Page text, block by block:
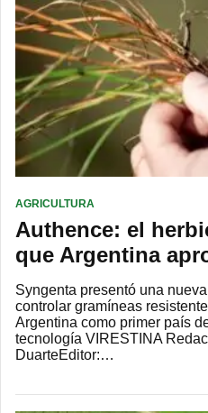
AGRICULTURA
Authence: el
que Argentina
Syngenta presentó una
controlar gramíneas
Argentina como primer país
tecnología VIRESTINA
DuarteEditor:…